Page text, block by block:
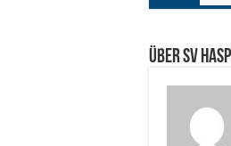
Über SV